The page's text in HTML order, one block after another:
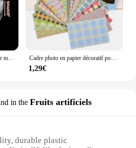
Album de collection de pièces de monnaie en PVC, porte-monnaie, livre de scrapbooking, décoration de la maison, photo, 120 pocommuniste Cadre photo en papier décoratif pour Instax, mini film, papier de scrapbooking bricolage, document de bonbons, autocollants d'albums photo, décoration d'intérieur, 20 pièces par lot
1,29€
in the Fruits artificiels
durable plastic